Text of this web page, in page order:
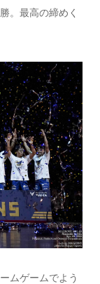
。最高の締めく
ムゲームでよう